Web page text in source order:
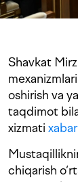
Shavkat
oshirish va
taqdimot
xizmati
chiqarish